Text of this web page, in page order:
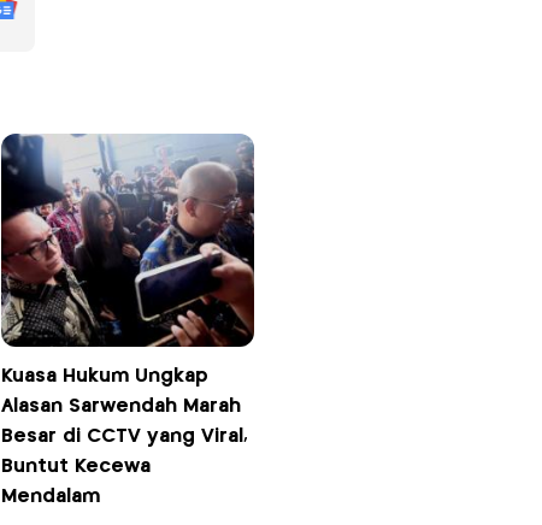
Kuasa Hukum Ungkap
Alasan Sarwendah Marah
Besar di CCTV yang Viral,
Buntut Kecewa
Mendalam